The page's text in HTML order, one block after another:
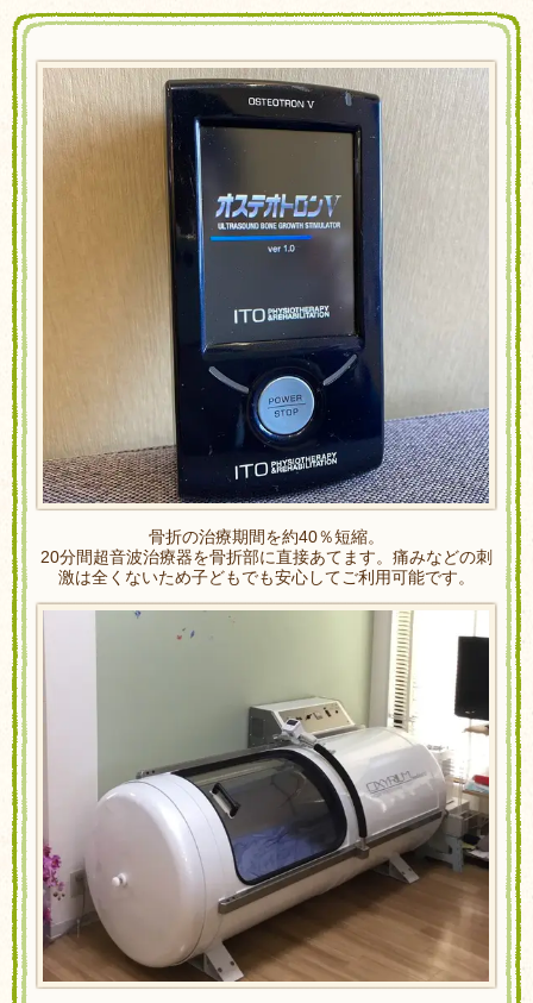
骨折の治療期間を約40％短縮。
20分間超音波治療器を骨折部に直接あてます。痛みなどの刺
激は全くないため子どもでも安心してご利用可能です。